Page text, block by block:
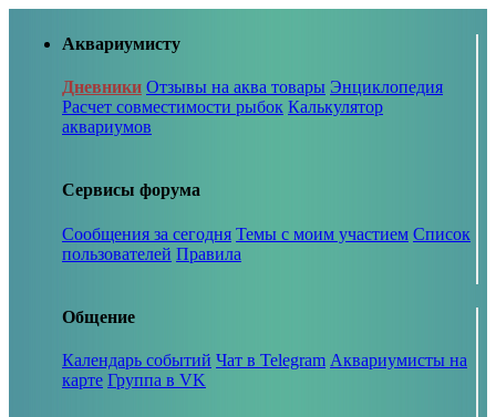
Аквариумисту
Дневники Отзывы на аква товары Энциклопедия
Расчет совместимости рыбок Калькулятор
аквариумов
Сервисы форума
Сообщения за сегодня Темы с моим участием Список
пользователей Правила
Общение
Календарь событий Чат в Telegram Аквариумисты на
карте Группа в VK